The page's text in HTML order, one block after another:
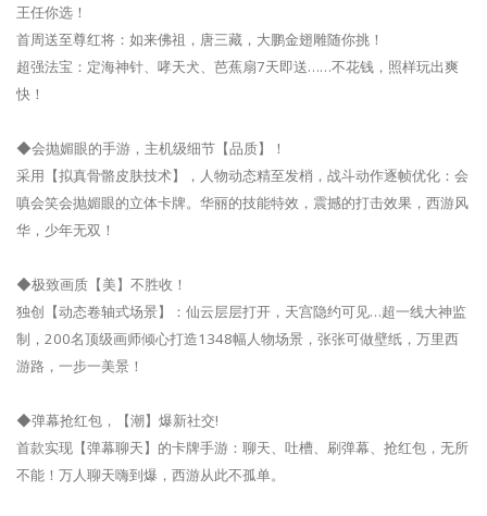
王任你选！
首周送至尊红将：如来佛祖，唐三藏，大鹏金翅雕随你挑！
超强法宝：定海神针、哮天犬、芭蕉扇7天即送……不花钱，照样玩出爽
快！
◆会抛媚眼的手游，主机级细节【品质】！
采用【拟真骨骼皮肤技术】，人物动态精至发梢，战斗动作逐帧优化：会
嗔会笑会抛媚眼的立体卡牌。华丽的技能特效，震撼的打击效果，西游风
华，少年无双！
◆极致画质【美】不胜收！
独创【动态卷轴式场景】：仙云层层打开，天宫隐约可见…超一线大神监
制，200名顶级画师倾心打造1348幅人物场景，张张可做壁纸，万里西
游路，一步一美景！
◆弹幕抢红包，【潮】爆新社交!
首款实现【弹幕聊天】的卡牌手游：聊天、吐槽、刷弹幕、抢红包，无所
不能！万人聊天嗨到爆，西游从此不孤单。